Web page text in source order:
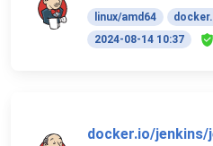
linux/amd64
2024-08-14 10:37
docker.io/jenkins/